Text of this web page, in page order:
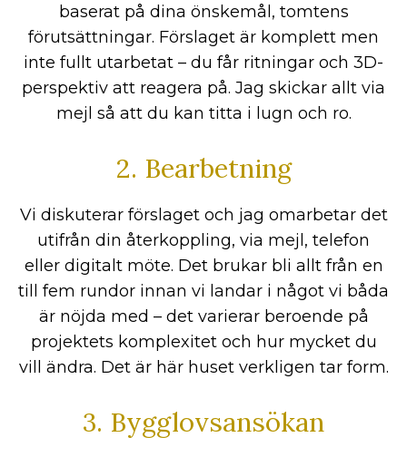
baserat på dina önskemål, tomtens
förutsättningar. Förslaget är komplett men
inte fullt utarbetat – du får ritningar och 3D-
perspektiv att reagera på. Jag skickar allt via
mejl så att du kan titta i lugn och ro.
2. Bearbetning
Vi diskuterar förslaget och jag omarbetar det
utifrån din återkoppling, via mejl, telefon
eller digitalt möte. Det brukar bli allt från en
till fem rundor innan vi landar i något vi båda
är nöjda med – det varierar beroende på
projektets komplexitet och hur mycket du
vill ändra. Det är här huset verkligen tar form.
3. Bygglovsansökan